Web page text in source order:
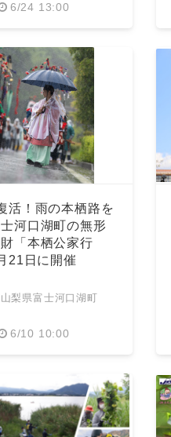
6/24 13:00
活！雨の本栖路を
河口湖町の無形
「本栖公家行
21日に開催
山梨県富士河口湖町
6/10 10:00